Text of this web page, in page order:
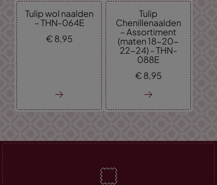
Tulip wol naalden
– THN-064E
€ 8, 95
Tulip
Chenillenaalden
– Assortiment
(maten 18-20-
22-24) - THN-
088E
€ 8, 95